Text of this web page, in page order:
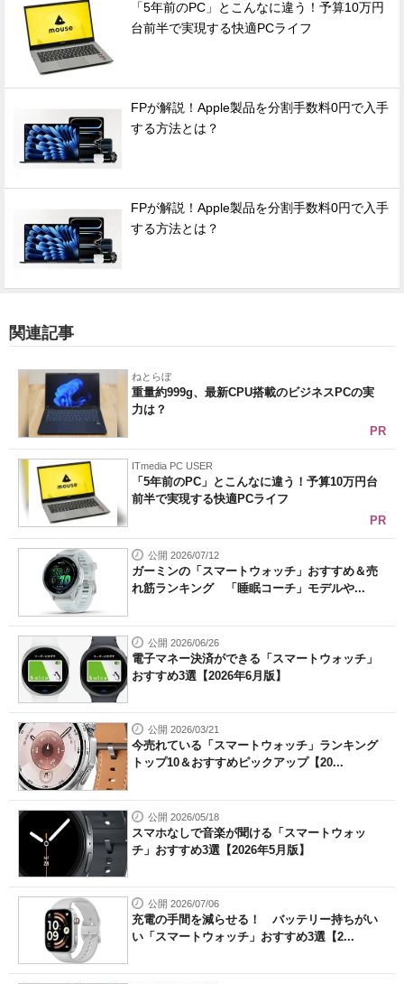
「5年前のPC」とこんなに違う！予算10万円
台前半で実現する快適PCライフ
FPが解説！Apple製品を分割手数料0円で入手
する方法とは？
FPが解説！Apple製品を分割手数料0円で入手
する方法とは？
関連記事
ねとらぼ
重量約999g、最新CPU搭載のビジネスPCの実
力は？
PR
ITmedia PC USER
「5年前のPC」とこんなに違う！予算10万円台
前半で実現する快適PCライフ
PR
公開 2026/07/12
ガーミンの「スマートウォッチ」おすすめ＆売
れ筋ランキング 「睡眠コーチ」モデルや...
公開 2026/06/26
電子マネー決済ができる「スマートウォッチ」
おすすめ3選【2026年6月版】
公開 2026/03/21
今売れている「スマートウォッチ」ランキング
トップ10＆おすすめピックアップ【20...
公開 2026/05/18
スマホなしで音楽が聞ける「スマートウォッ
チ」おすすめ3選【2026年5月版】
公開 2026/07/06
充電の手間を減らせる！ バッテリー持ちがい
い「スマートウォッチ」おすすめ3選【2...